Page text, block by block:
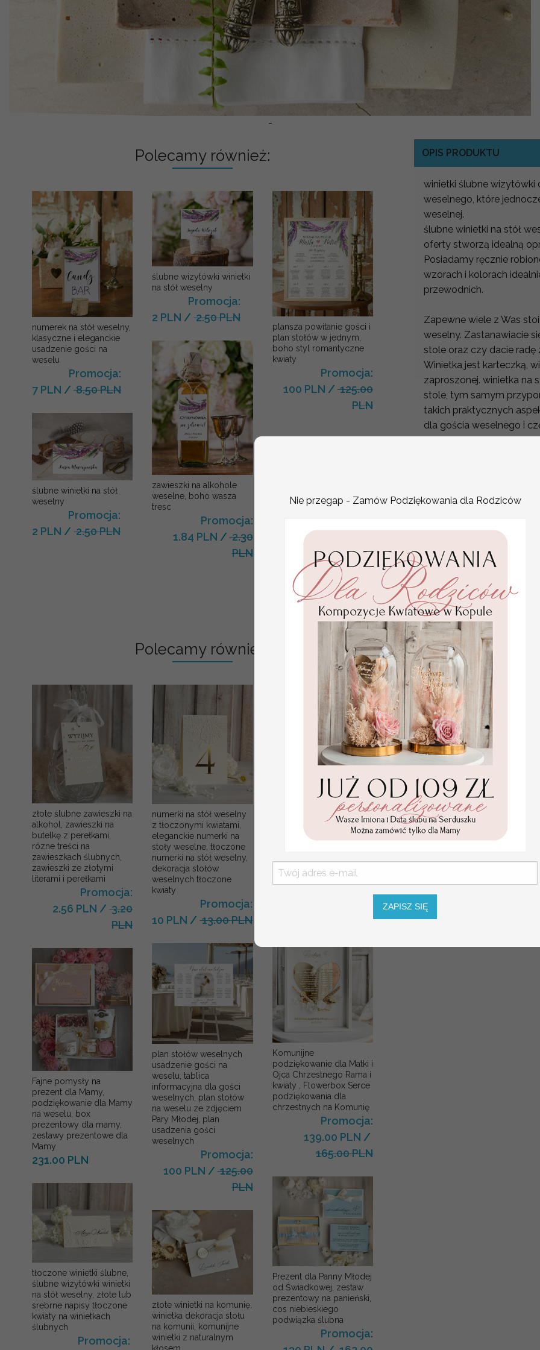
-
Polecamy również:
numerek na stół weselny,
klasyczne i eleganckie
usadzenie gości na
weselu
Promocja:
7 PLN / 8.50 PLN
ślubne winietki na stół
weselny
Promocja:
2 PLN / 2.50 PLN
ślubne wizytówki winietki
na stół weselny
Promocja:
2 PLN /2.50 PLN
zawieszki na alkohole
weselne, boho wasza
tresc
Promocja:
1.84 PLN /2.30
PLN
plansza powitanie gości i
plan stołów w jednym,
boho styl romantyczne
kwiaty
Promocja:
100 PLN / 125.00
PLN
Polecamy również:
złote ślubne zawieszki na
alkohol, zawieszki na
butelkę z perełkami,
rózne treści na
zawieszkach ślubnych,
zawieszki ze złotymi
literami i perełkami
Promocja:
2.56 PLN /3.20
PLN
Fajne pomysły na
prezent dla Mamy,
podziękowanie dla Mamy
na weselu, box
prezentowy dla mamy,
zestawy prezentowe dla
Mamy
231.00 PLN
tłoczone winietki ślubne,
ślubne wizytówki winietki
na stół weselny, złote lub
srebrne napisy tłoczone
kwiaty na winietkach
ślubnych
Promocja:
numerki na stół weselny
z tłoczonymi kwiatami,
eleganckie numerki na
stoły weselne, tłoczone
numerki na stół weselny,
dekoracja stołów
weselnych tłoczone
kwiaty
Promocja:
10 PLN /13.00 PLN
plan stołów weselnych
usadzenie gości na
weselu, tablica
informacyjna dla gości
weselnych, plan stołów
na weselu ze zdjęciem
Pary Młodej, plan
usadzenia gości
weselnych
Promocja:
100 PLN /125.00
PLN
złote winietki na komunię,
winietka dekoracja stołu
na komunii, komunijne
winietki z naturalnym
Statuetka pamiątka
Pierwszej Komunii w
personalizowana
Promocja:
85.00 PLN/105.00
Komunijne
podziękowanie dla Matki i
Ojca Chrzestnego Rama i
kwiaty , Flowerbox Serce
podziękowania dla
chrzestnych na Komunię
Promocja:
139.00 PLN /
165.00 PLN
Prezent dla Panny Młodej
od Świadkowej, zestaw
prezentowy na panieński,
cos niebieskiego
podwiązka ślubna
Promocja:
OPIS PRODUKTU
winietki ślubne wizytówki
weselnego, które
weselnej.
ślubne winietki na stół
oferty stworzą idealną
Posiadamy ręcznie
wzorach i kolorach
przewodnich.
Zapewne wiele z Was
weselny. Zastanawiacie
stole oraz czy dacie radę
Winietka jest karteczką,
zaproszonej. winietka na
stole, tym samym
takich praktycznych
dla gościa weselnego i
Winietki na ślub często
elementów
Wizytówka na stół
walory dekoracyjne.
ślubne do stylu i
Winietki
Wymiar:zależny od wybranej
Lista gości:
należy dołączyć ją w
Minimalna ilość: 20 sztuk
Usługa ekspress:
Dopłata 40% do wartości
i realizacja w 7 dni roboczych +
KOLOR OKŁADKI
KOLOR SZNURKA
OPCJE WINIETKI
SZNUREK
Nie przegap - Zamów Podziękowania dla Rodziców
ZAPISZ SIĘ